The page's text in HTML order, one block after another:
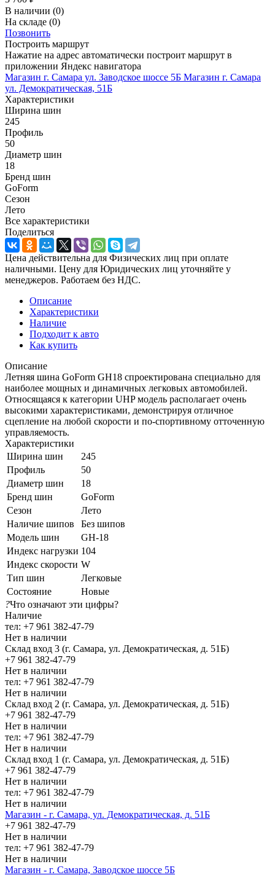
В наличии (0)
На складе (0)
Позвонить
Построить маршрут
Нажатие на адрес автоматически построит маршрут в
приложении Яндекс навигатора
Магазин г. Самара ул. Заводское шоссе 5Б Магазин г. Самара
ул. Демократическая, 51Б
Характеристики
Ширина шин
245
Профиль
50
Диаметр шин
18
Бренд шин
GoForm
Сезон
Лето
Все характеристики
Поделиться
Цена действительна для Физических лиц при оплате
наличными. Цену для Юридических лиц уточняйте у
менеджеров. Работаем без НДС.
Описание
Характеристики
Наличие
Подходит к авто
Как купить
Описание
Летняя шина GoForm GH18 спроектирована специально для
наиболее мощных и динамичных легковых автомобилей.
Относящаяся к категории UHP модель располагает очень
высокими характеристиками, демонстрируя отличное
сцепление на любой скорости и по-спортивному отточенную
управляемость.
Характеристики
Ширина шин
245
Профиль
50
Диаметр шин
18
Бренд шин
GoForm
Сезон
Лето
Наличие шипов
Без шипов
Модель шин
GH-18
Индекс нагрузки 104
Индекс скорости W
Тип шин
Легковые
Состояние
Новые
?Что означают эти цифры?
Наличие
тел: +7 961 382-47-79
Нет в наличии
Склад вход 3 (г. Самара, ул. Демократическая, д. 51Б)
+7 961 382-47-79
Нет в наличии
тел: +7 961 382-47-79
Нет в наличии
Склад вход 2 (г. Самара, ул. Демократическая, д. 51Б)
+7 961 382-47-79
Нет в наличии
тел: +7 961 382-47-79
Нет в наличии
Склад вход 1 (г. Самара, ул. Демократическая, д. 51Б)
+7 961 382-47-79
Нет в наличии
тел: +7 961 382-47-79
Нет в наличии
Магазин - г. Самара, ул. Демократическая, д. 51Б
+7 961 382-47-79
Нет в наличии
тел: +7 961 382-47-79
Нет в наличии
Магазин - г. Самара, Заводское шоссе 5Б